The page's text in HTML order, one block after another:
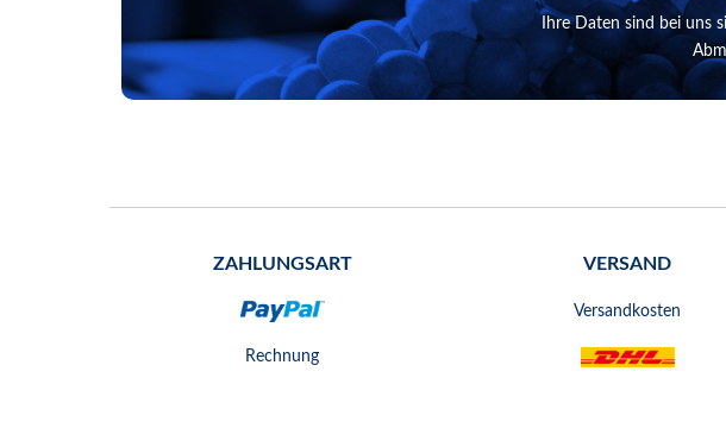
Ihre Daten sind bei uns
ZAHLUNGSART
Rechnung
VERSAND
Versandkosten